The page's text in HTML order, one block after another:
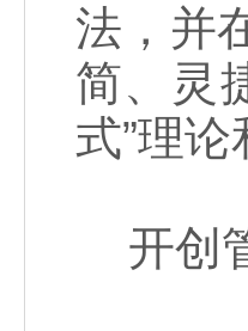
法，并
简、灵
式”理
开创